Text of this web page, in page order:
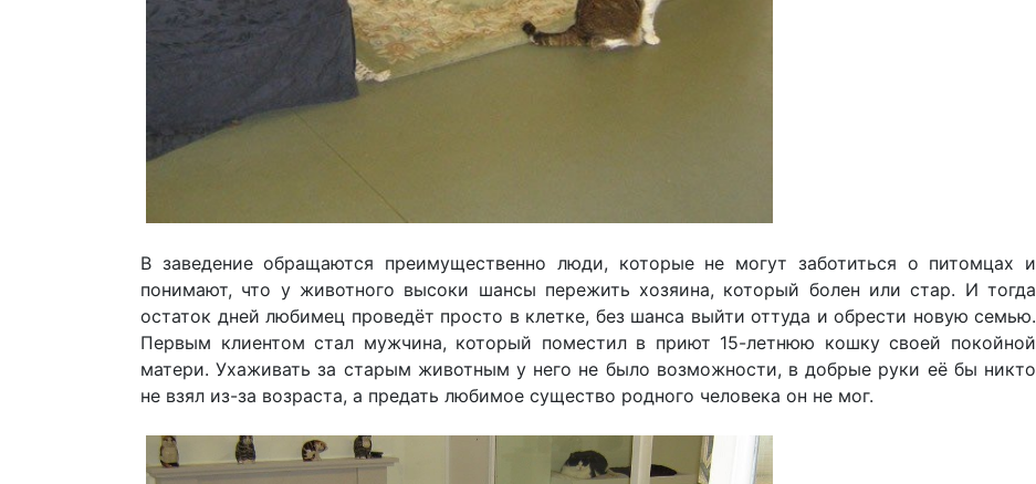
В заведение обращаются преимущественно люди, которые не могут заботиться о питомцах и
понимают, что у животного высоки шансы пережить хозяина, который болен или стар. И тогда
остаток дней любимец проведёт просто в клетке, без шанса выйти оттуда и обрести новую семью.
Первым клиентом стал мужчина, который поместил в приют 15-летнюю кошку своей покойной
матери. Ухаживать за старым животным у него не было возможности, в добрые руки её бы никто
не взял из-за возраста, а предать любимое существо родного человека он не мог.